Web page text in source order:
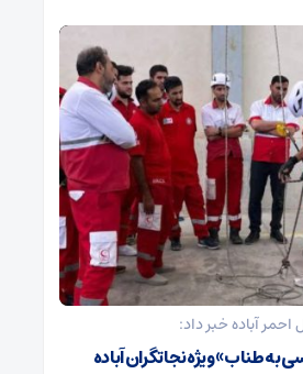
آباده خبر داد:
به طناب» ویژه نجاتگران آباده